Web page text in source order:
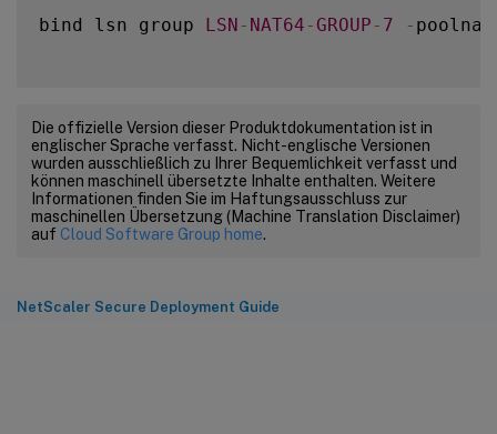
bind lsn group LSN - NAT64 - GROUP - 7 -
Die offizielle Version dieser Produktdokumentation ist in
englischer Sprache verfasst. Nicht-englische Versionen
wurden ausschließlich zu Ihrer Bequemlichkeit verfasst und
können maschinell übersetzte Inhalte enthalten. Weitere
Informationen finden Sie im Haftungsausschluss zur
maschinellen Übersetzung (Machine Translation Disclaimer)
auf Cloud Software Group home.
NetScaler Secure Deployment Guide